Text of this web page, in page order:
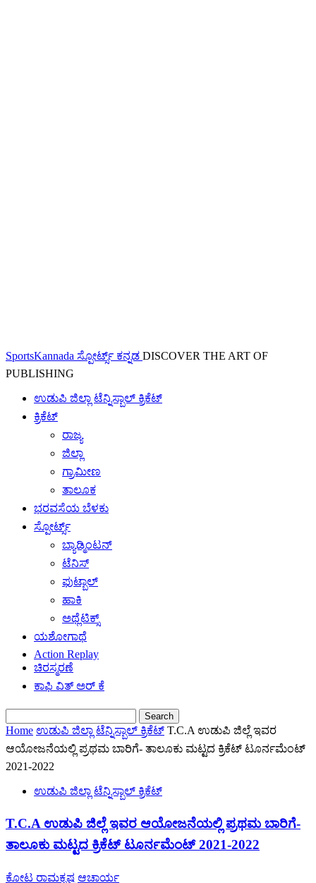
SportsKannada ಸ್ಪೋರ್ಟ್ಸ್ ಕನ್ನಡ DISCOVER THE ART OF
PUBLISHING
ಉಡುಪಿ ಜಿಲ್ಲಾ ಟೆನ್ನಿಸ್ಬಾಲ್ ಕ್ರಿಕೆಟ್
ಕ್ರಿಕೆಟ್
ರಾಜ್ಯ
ಜಿಲ್ಲಾ
ಗ್ರಾಮೀಣ
ತಾಲೂಕ
ಭರವಸೆಯ ಬೆಳಕು
ಸ್ಪೋರ್ಟ್ಸ್
ಬ್ಯಾಡ್ಮಿಂಟನ್
ಟೆನಿಸ್
ಫುಟ್ಬಾಲ್
ಹಾಕಿ
ಅಥ್ಲೆಟಿಕ್ಸ್
ಯಶೋಗಾಥೆ
Action Replay
ಚಿರಸ್ಮರಣೆ
ಕಾಫಿ ವಿತ್ ಅರ್ ಕೆ
Home ಉಡುಪಿ ಜಿಲ್ಲಾ ಟೆನ್ನಿಸ್ಬಾಲ್ ಕ್ರಿಕೆಟ್ T.C.A ಉಡುಪಿ ಜಿಲ್ಲೆ ಇವರ
ಆಯೋಜನೆಯಲ್ಲಿ ಪ್ರಥಮ ಬಾರಿಗೆ- ತಾಲೂಕು ಮಟ್ಟದ ಕ್ರಿಕೆಟ್ ಟೂರ್ನಮೆಂಟ್
2021-2022
ಉಡುಪಿ ಜಿಲ್ಲಾ ಟೆನ್ನಿಸ್ಬಾಲ್ ಕ್ರಿಕೆಟ್
T.C.A ಉಡುಪಿ ಜಿಲ್ಲೆ ಇವರ ಆಯೋಜನೆಯಲ್ಲಿ ಪ್ರಥಮ ಬಾರಿಗೆ-
ತಾಲೂಕು ಮಟ್ಟದ ಕ್ರಿಕೆಟ್ ಟೂರ್ನಮೆಂಟ್ 2021-2022
ಕೋಟ ರಾಮಕೃಷ್ಣ ಆಚಾರ್ಯ